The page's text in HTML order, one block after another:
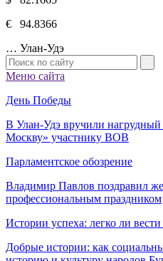
€ 94.8366
… Улан-Удэ
Меню сайта
День Победы
В Улан-Удэ вручили нагрудный
Москву» участнику ВОВ
Парламентское обозрение
Владимир Павлов поздравил
профессиональным праздником
Истории успеха: легко ли
Добрые истории: как